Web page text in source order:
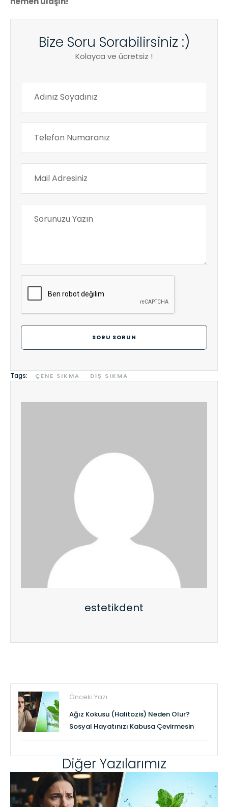
Bize Soru Sorabilirsiniz :)
Kolayca ve ücretsiz !
SORU SORUN
Tags: ÇENE SIKMA DIŞ SIKMA
estetikdent
Önceki Yazı
Ağız Kokusu (Halitozis) Neden Olur?
Sosyal Hayatınızı Kabusa Çevirmesin
Diğer Yazılarımız